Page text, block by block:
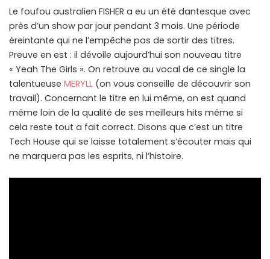
Le foufou australien FISHER a eu un été dantesque avec
près d’un show par jour pendant 3 mois. Une période
éreintante qui ne l’empêche pas de sortir des titres.
Preuve en est : il dévoile aujourd’hui son nouveau titre
« Yeah The Girls ». On retrouve au vocal de ce single la
talentueuse MERYLL (on vous conseille de découvrir son
travail). Concernant le titre en lui même, on est quand
même loin de la qualité de ses meilleurs hits même si
cela reste tout a fait correct. Disons que c’est un titre
Tech House qui se laisse totalement s’écouter mais qui
ne marquera pas les esprits, ni l’histoire.